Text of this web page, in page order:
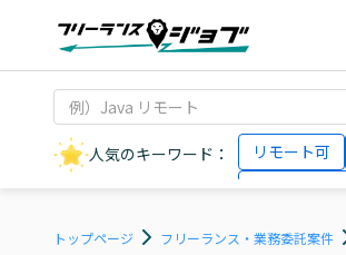
人気のキーワード： リモート可
AIエンジニア
トップページ フリーランス・業務委託案件